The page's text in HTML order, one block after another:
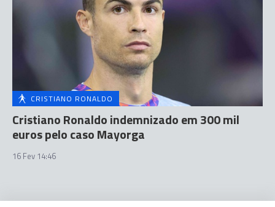
CRISTIANO RONALDO
Cristiano Ronaldo indemnizado em 300 mil
euros pelo caso Mayorga
16 Fev 14:46